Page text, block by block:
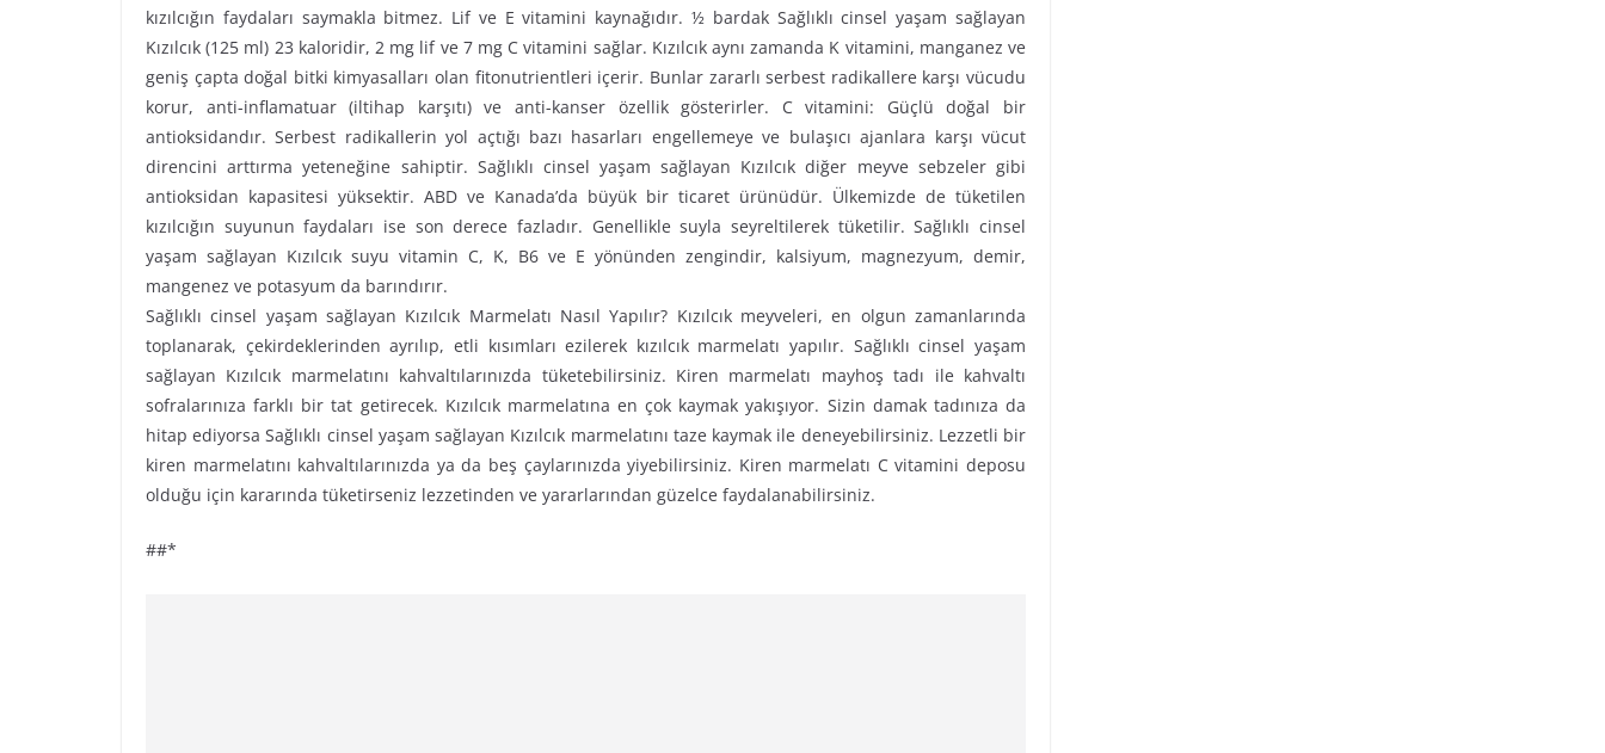
kızılcığın faydaları saymakla bitmez. Lif ve E vitamini kaynağıdır. ½ bardak Sağlıklı cinsel yaşam sağlayan
Kızılcık (125 ml) 23 kaloridir, 2 mg lif ve 7 mg C vitamini sağlar. Kızılcık aynı zamanda K vitamini, manganez ve
geniş çapta doğal bitki kimyasalları olan fitonutrientleri içerir. Bunlar zararlı serbest radikallere karşı vücudu
korur, anti-inflamatuar (iltihap karşıtı) ve anti-kanser özellik gösterirler. C vitamini: Güçlü doğal bir
antioksidandır. Serbest radikallerin yol açtığı bazı hasarları engellemeye ve bulaşıcı ajanlara karşı vücut
direncini arttırma yeteneğine sahiptir. Sağlıklı cinsel yaşam sağlayan Kızılcık diğer meyve sebzeler gibi
antioksidan kapasitesi yüksektir. ABD ve Kanada’da büyük bir ticaret ürünüdür. Ülkemizde de tüketilen
kızılcığın suyunun faydaları ise son derece fazladır. Genellikle suyla seyreltilerek tüketilir. Sağlıklı cinsel
yaşam sağlayan Kızılcık suyu vitamin C, K, B6 ve E yönünden zengindir, kalsiyum, magnezyum, demir,
mangenez ve potasyum da barındırır.
Sağlıklı cinsel yaşam sağlayan Kızılcık Marmelatı Nasıl Yapılır? Kızılcık meyveleri, en olgun zamanlarında
toplanarak, çekirdeklerinden ayrılıp, etli kısımları ezilerek kızılcık marmelatı yapılır. Sağlıklı cinsel yaşam
sağlayan Kızılcık marmelatını kahvaltılarınızda tüketebilirsiniz. Kiren marmelatı mayhoş tadı ile kahvaltı
sofralarınıza farklı bir tat getirecek. Kızılcık marmelatına en çok kaymak yakışıyor. Sizin damak tadınıza da
hitap ediyorsa Sağlıklı cinsel yaşam sağlayan Kızılcık marmelatını taze kaymak ile deneyebilirsiniz. Lezzetli bir
kiren marmelatını kahvaltılarınızda ya da beş çaylarınızda yiyebilirsiniz. Kiren marmelatı C vitamini deposu
olduğu için kararında tüketirseniz lezzetinden ve yararlarından güzelce faydalanabilirsiniz.
##*